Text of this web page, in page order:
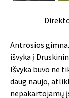
Antrosios
išvyka į
Išvyka buvo ne
daug naujo,
nepakartojamų